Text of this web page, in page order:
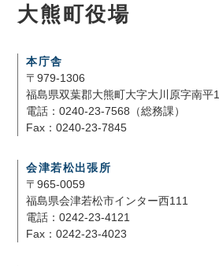
大熊町役場
本庁舎
〒979-1306
福島県双葉郡大熊町大字大川原字南平
電話：0240-23-7568（総務課）
Fax：0240-23-7845
会津若松出張所
〒965-0059
福島県会津若松市インター西111
電話：0242-23-4121
Fax：0242-23-4023